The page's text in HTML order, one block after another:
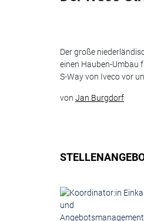
Der große
einen Hauben-Umbau
S-Way von Iveco vor
von Jan Burgdorf